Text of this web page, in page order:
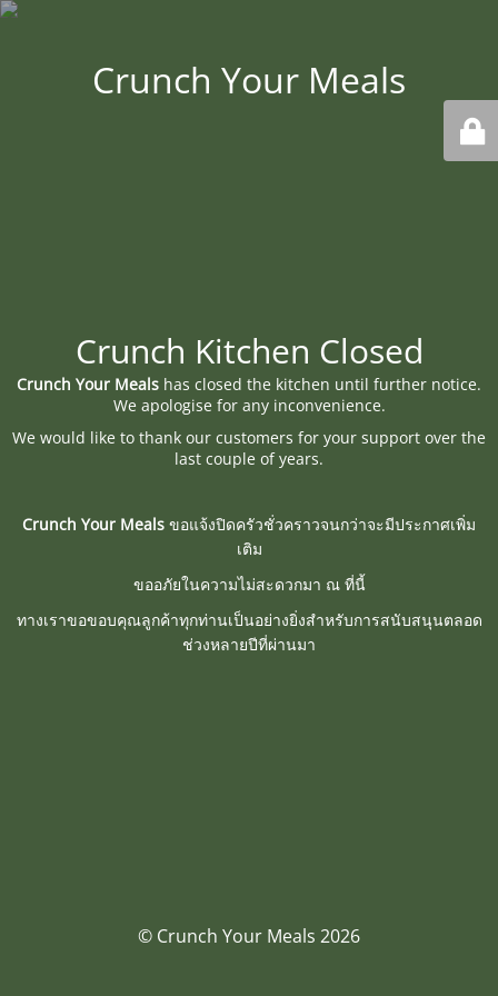
Crunch Your Meals
Crunch Kitchen Closed
Crunch Your Meals has closed the kitchen until further notice.
We apologise for any inconvenience.
We would like to thank our customers for your support over the
last couple of years.
Crunch Your Meals ขอแจ้งปิดครัวชั่วคราวจนกว่าจะมีประกาศเพิ่ม
เติม
ขออภัยในความไม่สะดวกมา ณ ที่นี้
ทางเราขอขอบคุณลูกค้าทุกท่านเป็นอย่างยิ่งสำหรับการสนับสนุนตลอด
ช่วงหลายปีที่ผ่านมา
© Crunch Your Meals 2026